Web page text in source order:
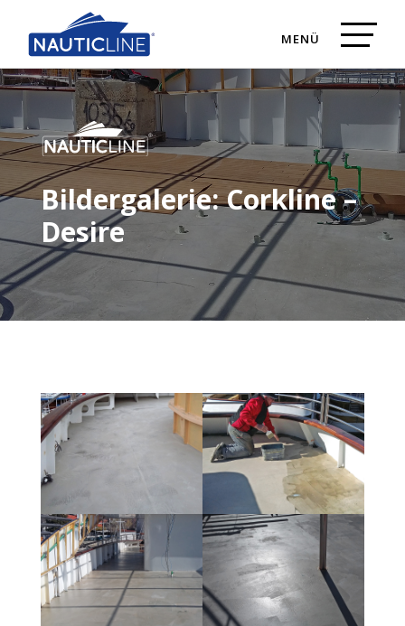
Bildergalerie: Corkline –
Desire